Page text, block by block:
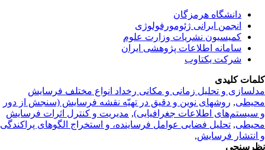
دانشگاه هرمزگان
انجمن ایرانی ژئومورفولوژی
کمیسیون نشریات وزارت علوم
سامانه اطلاعات پژوهشی ایران
شرکت یکتاوب
کلیدی
و تحلیل زمانی و مکانی رخداد انواع مختلف فرسایش
, روشهای نوین و دقیق در تهیّه نقشه فرسایش (سنجش از دور
اطلاعات جغرافیایی) ,مدیریت و کنترل اثرات فرسایش
, تحلیل فضایی عوامل فرساینده، و استخراج الگوهای پراکندگی
فرسایش,